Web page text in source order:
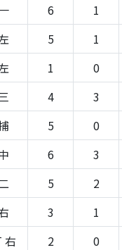
6 1
5 1
1 0
三 4 3
5 0
6 3
5 2
3 1
右 2 0